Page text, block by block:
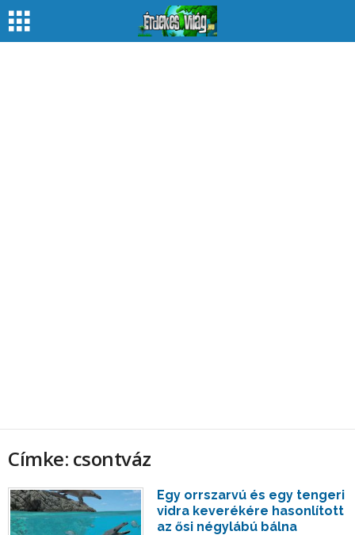
Címke: csontváz
Egy orrszarvú és egy tengeri
vidra keverékére hasonlított
az ősi négylábú bálna